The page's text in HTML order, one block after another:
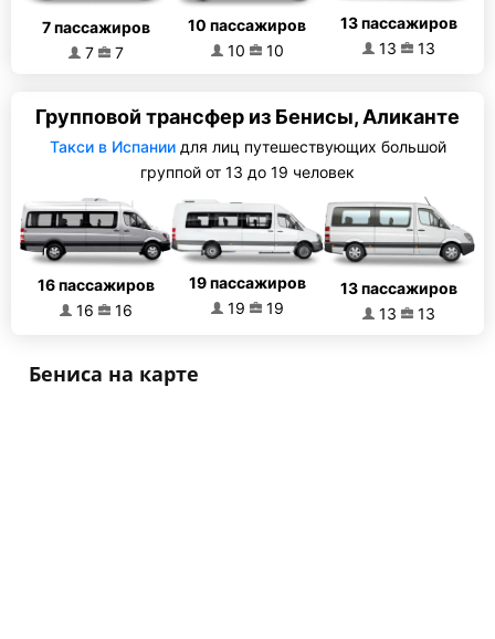
7 пассажиров
7
7
10 пассажиров
10
10
13 пассажиров
13
13
Групповой трансфер из Бенисы, Аликанте
Такси в Испаниидля лиц путешествующих большой
группой от 13 до 19 человек
16 пассажиров
16
16
19 пассажиров
19
19
13 пассажиров
13
13
Бениса на карте